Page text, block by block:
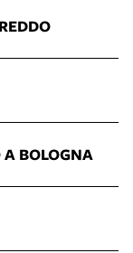
BOLOGNA